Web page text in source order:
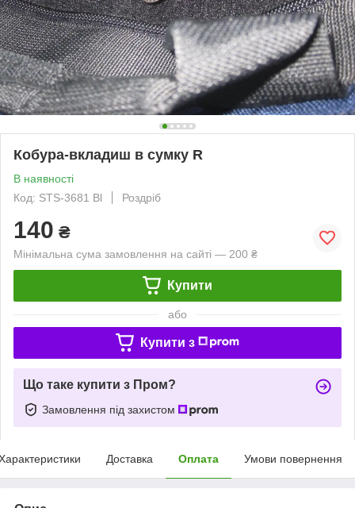
Кобура-вкладиш в сумку R
В наявності
Код: STS-3681 Bl
Роздріб
140 ₴
Мінімальна сума замовлення на сайті — 200 ₴
Купити
або
Купити з
Що таке купити з Пром?
Замовлення під захистом
Доставка Оплата Умови повернення